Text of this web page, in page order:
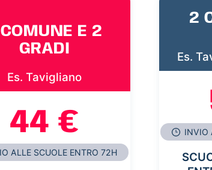
E 2
GRADI
Es. Tavigliano
44 €
ALLE SCUOLE ENTRO 72H
2
Es.
INVIO